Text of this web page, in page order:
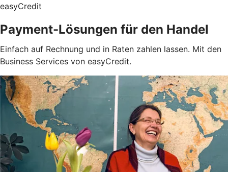
easyCredit
Payment-Lösungen für den Handel
Einfach auf Rechnung und in Raten zahlen lassen. Mit den
Business Services von easyCredit.